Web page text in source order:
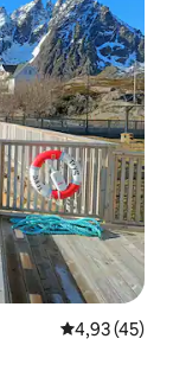
Gemiddelde
4,93 (45)